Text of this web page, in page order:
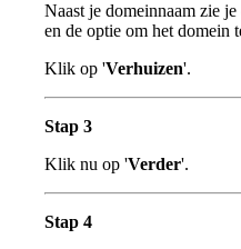
Naast je domeinnaam zie
en de optie om het domein
Klik op 'Verhuizen'.
Stap 3
Klik nu op 'Verder'.
Stap 4